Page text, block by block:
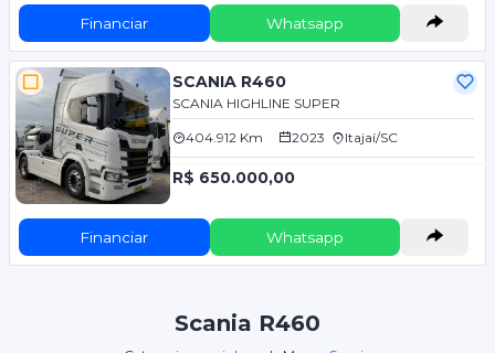
Financiar Whatsapp
SCANIA R460
SCANIA HIGHLINE SUPER
404.912 Km 2023 Itajaí/SC
R$ 650.000,00
Financiar Whatsapp
Scania R460